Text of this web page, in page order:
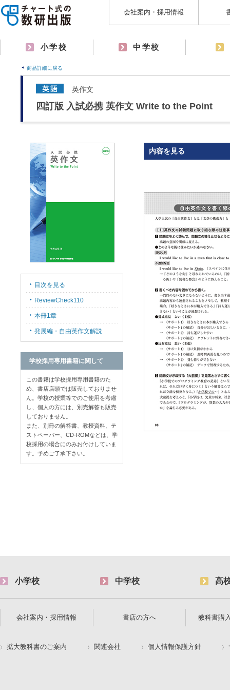
会社案内・採用情報
小学校 中学校
商品詳細に戻る
英作文
四訂版 入試必携 英作文 Write to the Point
内容を見る
目次を見る
ReviewCheck110
本冊1章
発展編・自由英作文解説
学校採用専用書籍に関して
この書籍は学校採用専用書籍のた
め、書店店頭では販売しておりませ
ん。学校の授業等でのご使用を考慮
し、個人の方には、別売解答も販売
しておりません。
また、別冊の解答書、教授資料、テ
ストペーパー、CD-ROMなどは、学
校採用の場合にのみお付けしていま
す。予めご了承下さい。
小学校 中学校 高
会社案内・採用情報 書店の方へ 教科書購
拡大教科書のご案内 関連会社 個人情報保護方針